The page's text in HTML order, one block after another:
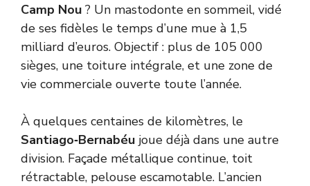
Camp Nou ? Un mastodonte en sommeil, vidé
de ses fidèles le temps d’une mue à 1,5
milliard d’euros. Objectif : plus de 105 000
sièges, une toiture intégrale, et une zone de
vie commerciale ouverte toute l’année.
À quelques centaines de kilomètres, le
Santiago‑Bernabéu joue déjà dans une autre
division. Façade métallique continue, toit
rétractable, pelouse escamotable. L’ancien